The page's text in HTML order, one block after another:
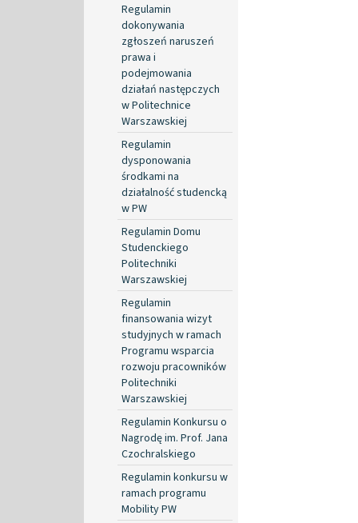
Regulamin
dokonywania
zgłoszeń naruszeń
prawa i
podejmowania
działań następczych
w Politechnice
Warszawskiej
Regulamin
dysponowania
środkami na
działalność studencką
w PW
Regulamin Domu
Studenckiego
Politechniki
Warszawskiej
Regulamin
finansowania wizyt
studyjnych w ramach
Programu wsparcia
rozwoju pracowników
Politechniki
Warszawskiej
Regulamin Konkursu o
Nagrodę im. Prof. Jana
Czochralskiego
Regulamin konkursu w
ramach programu
Mobility PW